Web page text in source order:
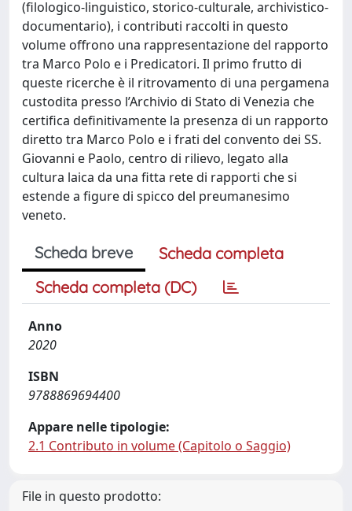
(filologico-linguistico, storico-culturale, archivistico-
documentario), i contributi raccolti in questo
volume offrono una rappresentazione del rapporto
tra Marco Polo e i Predicatori. Il primo frutto di
queste ricerche è il ritrovamento di una pergamena
custodita presso l’Archivio di Stato di Venezia che
certifica definitivamente la presenza di un rapporto
diretto tra Marco Polo e i frati del convento dei SS.
Giovanni e Paolo, centro di rilievo, legato alla
cultura laica da una fitta rete di rapporti che si
estende a figure di spicco del preumanesimo
veneto.
Scheda breve
Scheda completa
Scheda completa (DC)
Anno
2020
ISBN
9788869694400
Appare nelle tipologie:
2.1 Contributo in volume (Capitolo o Saggio)
File in questo prodotto: